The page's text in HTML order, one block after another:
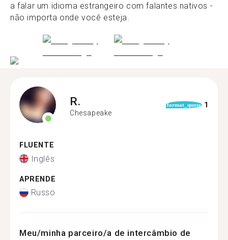
a falar um idioma estrangeiro com falantes nativos -
não importa onde você esteja.
R.
Chesapeake
format_quote 1
FLUENTE
Inglês
APRENDE
Russo
Meu/minha parceiro/a de intercâmbio de